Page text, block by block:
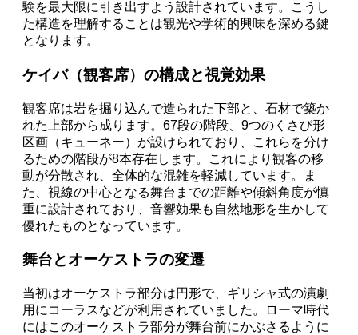
験を最大限に引き出すよう設計されています。こうし
た構造を理解することは観光や学術的興味を深める鍵
となります。
ケイバ（観客席）の構成と視覚効果
観客席は岩を掘り込んで造られた下部と、石材で築か
れた上部から成ります。67段の階段、9つのくさび形
区画（キューネー）が設けられており、これらを分け
るための階段が8本存在します。これにより観客の移
動が分散され、全体的な混雑を軽減しています。ま
た、視線の中心となる舞台までの距離や傾斜角度が慎
重に設計されており、音響効果も自然地形を生かして
優れたものとなっています。
舞台とオーケストラの変遷
当初はオーケストラ部分は円形で、ギリシャ式の演劇
用にコーラスなどが利用されていました。ローマ時代
にはこのオーケストラ部分が舞台前にかぶさるように